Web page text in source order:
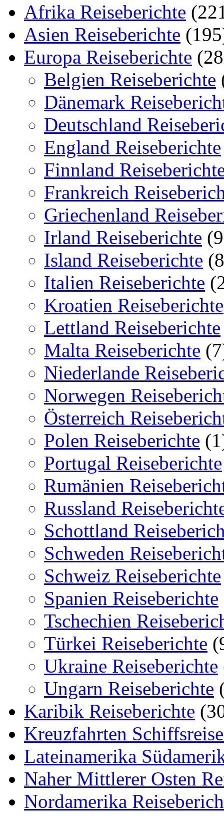
Afrika Reiseberichte
Asien Reiseberichte
Europa Reiseberichte
Belgien Reiseberichte
Dänemark
Deutschland
England Reiseberichte
Finnland
Frankreich
Griechenland
Irland Reiseberichte
Island Reiseberichte
Italien Reiseberichte
Kroatien Reiseberichte
Lettland Reiseberichte
Malta Reiseberichte
Niederlande
Norwegen
Österreich
Polen Reiseberichte
Portugal Reiseberichte
Rumänien
Russland
Schottland
Schweden
Schweiz Reiseberichte
Spanien Reiseberichte
Tschechien
Türkei Reiseberichte
Ukraine Reiseberichte
Ungarn Reiseberichte
Karibik Reiseberichte
Kreuzfahrten
Lateinamerika
Naher Mittlerer Osten
Nordamerika